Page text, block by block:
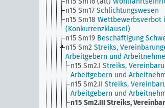
n15 Sm17 Schlichtungswesen
n15 Sm18 Wettbewerbsverbot
(Konkurrenzklausel)
n15 Sm19 Beschäftigung
n15 Sm2 Streiks,
Arbeitgebern und
n15 Sm2.I Streiks,
Arbeitgebern und
n15 Sm2.II Streiks,
Arbeitgebern und
n15 Sm2.IIIStreiks,